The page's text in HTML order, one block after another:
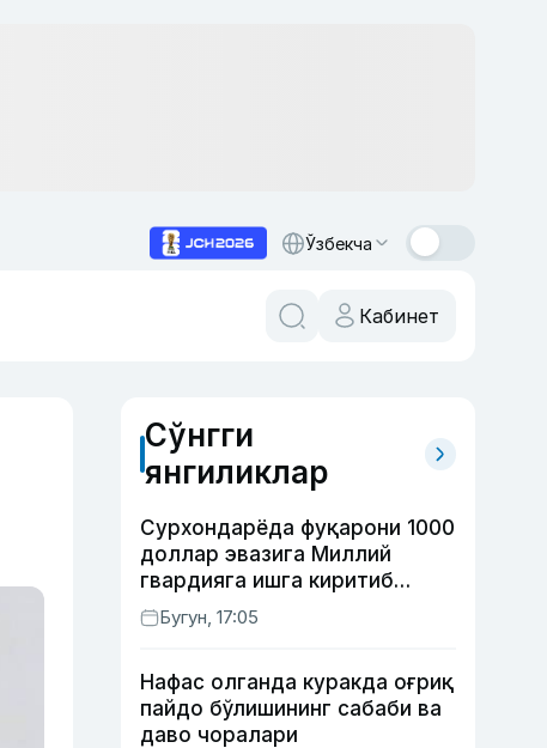
Ўзбекча
Кабинет
Сўнгги
янгиликлар
Сурхондарёда фуқарони 1000
доллар эвазига Миллий
гвардияга ишга киритиб
қўймоқчи бўлган шахс
ушланди
Бугун, 17:05
Нафас олганда куракда оғриқ
пайдо бўлишининг сабаби ва
даво чоралари